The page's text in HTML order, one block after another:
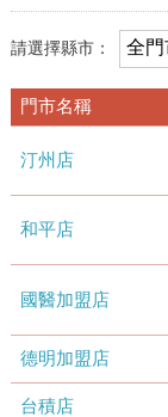
請選擇縣市：
門市名稱
汀州店
和平店
國醫加盟店
德明加盟店
台積店